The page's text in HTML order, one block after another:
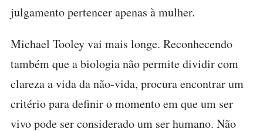
julgamento pertencer apenas à mulher.
Michael Tooley vai mais longe. Reconhecendo
também que a biologia não permite dividir com
clareza a vida da não-vida, procura encontrar um
critério para definir o momento em que um ser
vivo pode ser considerado um ser humano. Não